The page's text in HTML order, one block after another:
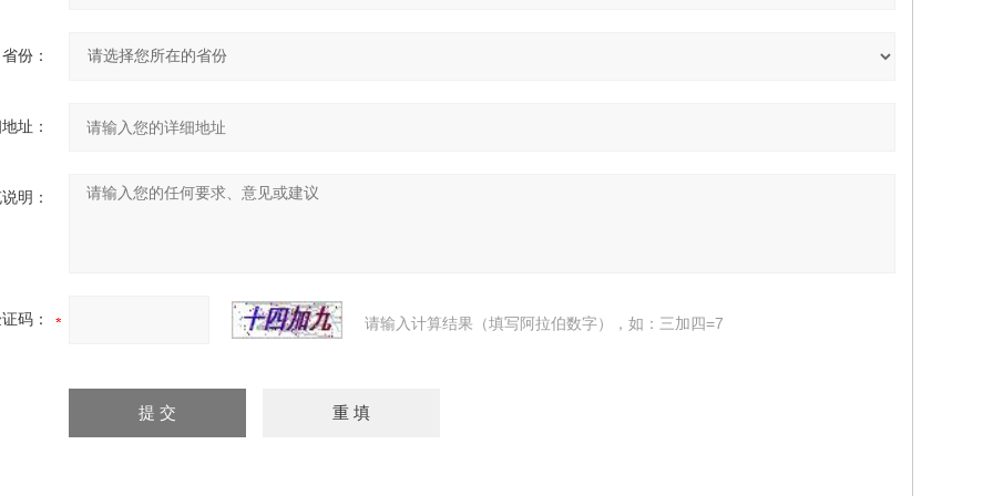
省份：
址：
明：
码： 请输入计算结果（填写阿拉伯数字），如：三加四=7